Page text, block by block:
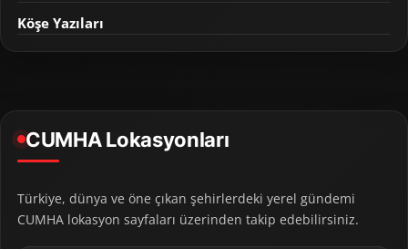
Köşe Yazıları
CUMHA Lokasyonları
Türkiye, dünya ve öne çıkan şehirlerdeki yerel gündemi
CUMHA lokasyon sayfaları üzerinden takip edebilirsiniz.